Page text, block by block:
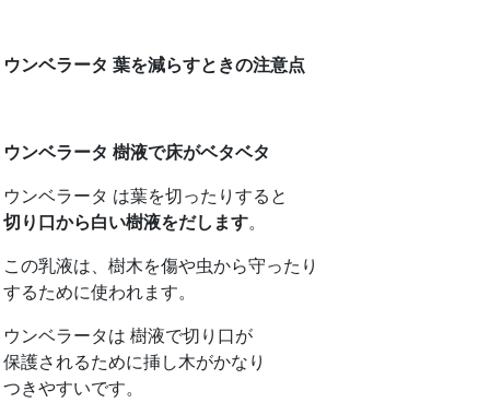
ウンベラータ 葉を減らすときの注意点
ウンベラータ 樹液で床がベタベタ
ウンベラータ は葉を切ったりすると
切り口から白い樹液をだします。
この乳液は、樹木を傷や虫から守ったり
するために使われます。
ウンベラータは 樹液で切り口が
保護されるために挿し木がかなり
つきやすいです。